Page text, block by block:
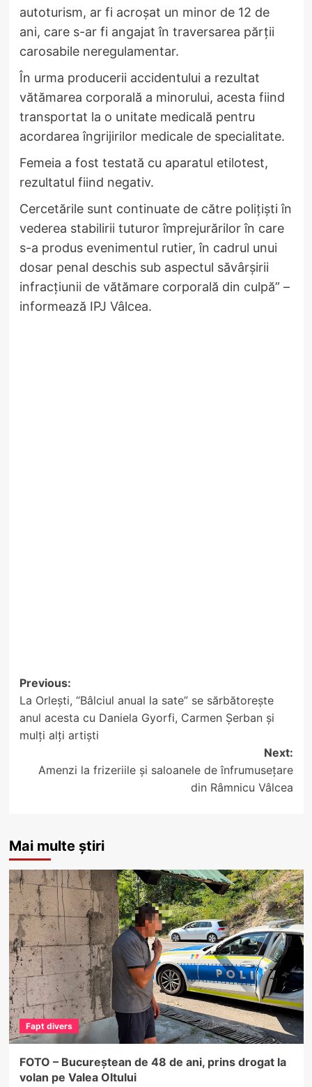
autoturism, ar fi acroșat un minor de 12 de
ani, care s-ar fi angajat în traversarea părții
carosabile neregulamentar.
În urma producerii accidentului a rezultat
vătămarea corporală a minorului, acesta fiind
transportat la o unitate medicală pentru
acordarea îngrijirilor medicale de specialitate.
Femeia a fost testată cu aparatul etilotest,
rezultatul fiind negativ.
Cercetările sunt continuate de către polițiști în
vederea stabilirii tuturor împrejurărilor în care
s-a produs evenimentul rutier, în cadrul unui
dosar penal deschis sub aspectul săvârșirii
infracțiunii de vătămare corporală din culpă” –
informează IPJ Vâlcea.
Post
navigation
Previous:
La Orlești, “Bâlciul anual la sate” se sărbătorește
anul acesta cu Daniela Gyorfi, Carmen Șerban și
mulți alți artiști
Next:
Amenzi la frizeriile și saloanele de înfrumusețare
din Râmnicu Vâlcea
Mai multe știri
Fapt divers
FOTO – Bucureștean de 48 de ani, prins drogat la
volan pe Valea Oltului